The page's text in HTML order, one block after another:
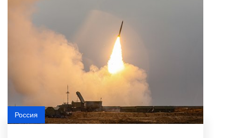
Россия